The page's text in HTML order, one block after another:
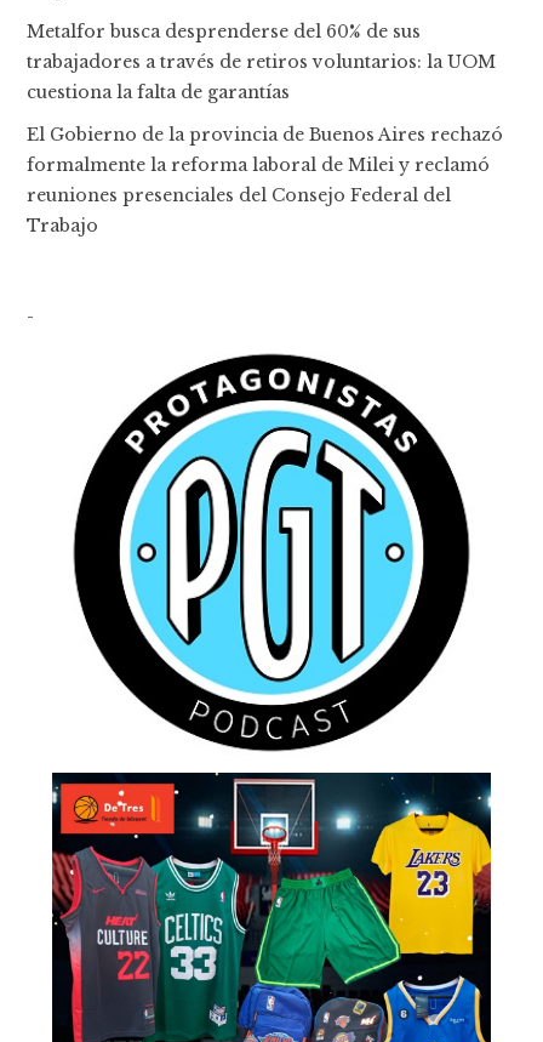
Metalfor busca desprenderse del 60% de sus
trabajadores a través de retiros voluntarios: la UOM
cuestiona la falta de garantías
El Gobierno de la provincia de Buenos Aires rechazó
formalmente la reforma laboral de Milei y reclamó
reuniones presenciales del Consejo Federal del
Trabajo
-